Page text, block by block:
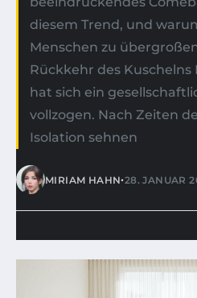
diesem Trend, und
Menschen zu
Rückkehr des
hat sich ein
vollzogen. Nach Zeiten
Isolation sehnen
MIRIAM HAHN•28. JANUAR